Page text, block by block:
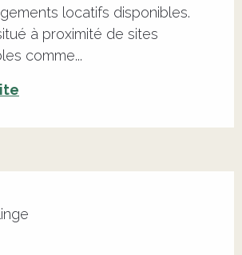
locatifs disponibles.
à proximité de sites
comme...